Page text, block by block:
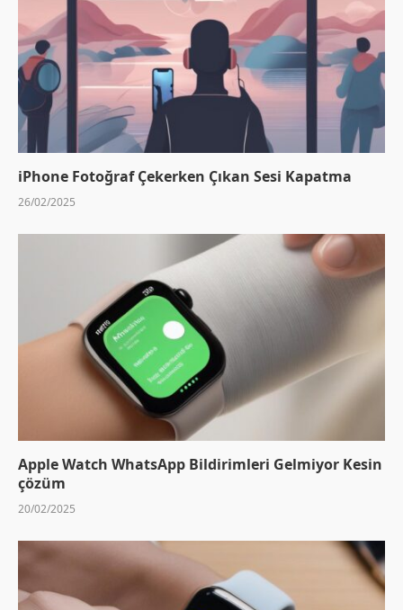
iPhone Fotoğraf Çekerken Çıkan Sesi Kapatma
26/02/2025
Apple Watch WhatsApp Bildirimleri Gelmiyor Kesin
çözüm
20/02/2025